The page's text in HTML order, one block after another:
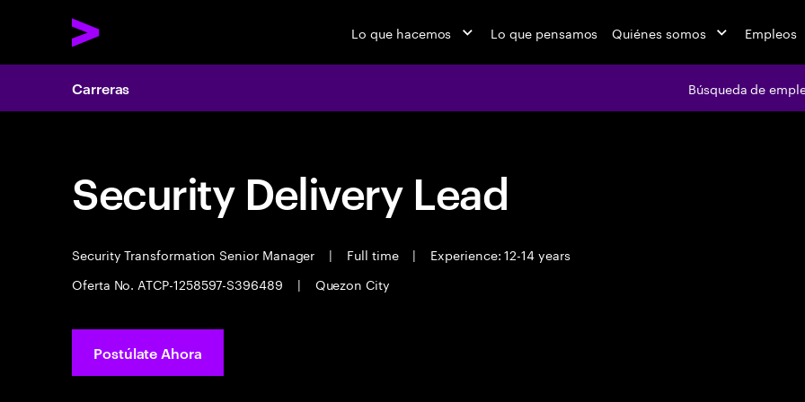
Lo que hacemos Lo que pensamos Quiénes somos Empleos
Carreras Búsqueda de
Security Delivery Lead
Security Transformation Senior Manager | Full time |
Experience: 12-14 years
Oferta No. ATCP-1258597-S396489
| Quezon City
Postúlate Ahora